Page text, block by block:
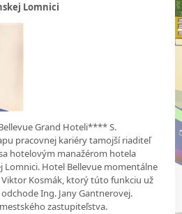
Lomnici
Grand Hoteli**** S.
pracovnej kariéry tamojší riaditeľ
hotelovým manažérom hotela
Hotel Bellevue momentálne
Kosmák, ktorý túto funkciu už
Ing. Jany Gantnerovej.
zastupiteľstva.